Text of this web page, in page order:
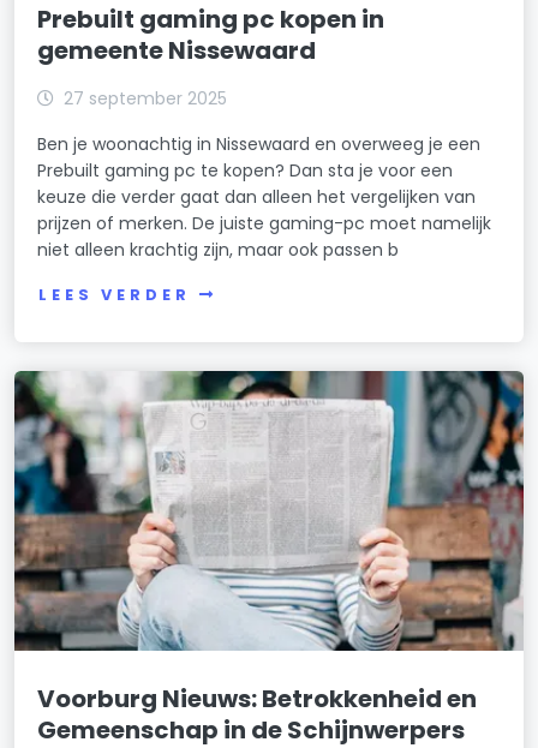
Prebuilt gaming pc kopen in
gemeente Nissewaard
27 september 2025
Ben je woonachtig in Nissewaard en overweeg je een
Prebuilt gaming pc te kopen? Dan sta je voor een
keuze die verder gaat dan alleen het vergelijken van
prijzen of merken. De juiste gaming-pc moet namelijk
niet alleen krachtig zijn, maar ook passen b
LEES VERDER
Voorburg Nieuws: Betrokkenheid en
Gemeenschap in de Schijnwerpers